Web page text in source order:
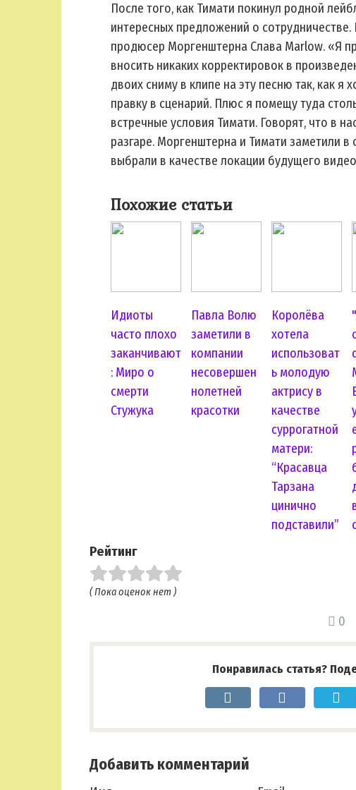
После того, как Тимати покинул родной
интересных предложений о
продюсер Моргенштерна Слава Marlow. «Я
вносить никаких корректировок в
двоих сниму в клипе на эту песню так, как я
правку в сценарий. Плюс я помещу туда
встречные условия Тимати. Говорят, что в
разгаре. Моргенштерна и Тимати заметили
выбрали в качестве локации будущего
Похожие статьи
Идиоты
часто плохо
заканчивают
: Миро о
смерти
Стужука
Павла Волю
заметили в
компании
несовершен
нолетней
красотки
Королёва
хотела
использоват
ь молодую
актрису в
качестве
суррогатной
матери:
“Красавца
Тарзана
цинично
подставили”
Рейтинг
( Пока оценок нет )
0
Понравилась статья?
Добавить комментарий